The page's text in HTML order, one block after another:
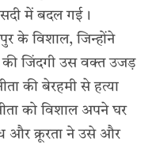
में बदल गई।
के विशाल, जिन्होंने
की जिंदगी उस वक्त उजड़
की बेरहमी से हत्या
को विशाल अपने घर
और क्रूरता ने उसे और